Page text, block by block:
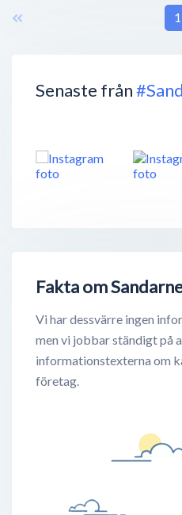
Senaste från
Fakta om
Vi har dessvärre ingen
men vi jobbar ständigt på
informationstexterna om
företag.
1